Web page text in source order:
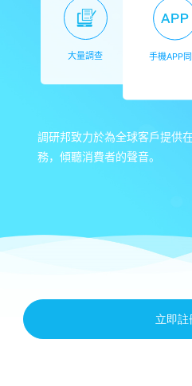
大量調查 手機APP
調研邦致力於為全球客戶提供
務，傾聽消費者的聲音。
立即註